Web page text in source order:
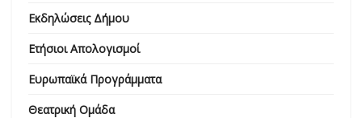
Εκδηλώσεις Δήμου
Ετήσιοι Απολογισμοί
Ευρωπαϊκά Προγράμματα
Θεατρική Ομάδα